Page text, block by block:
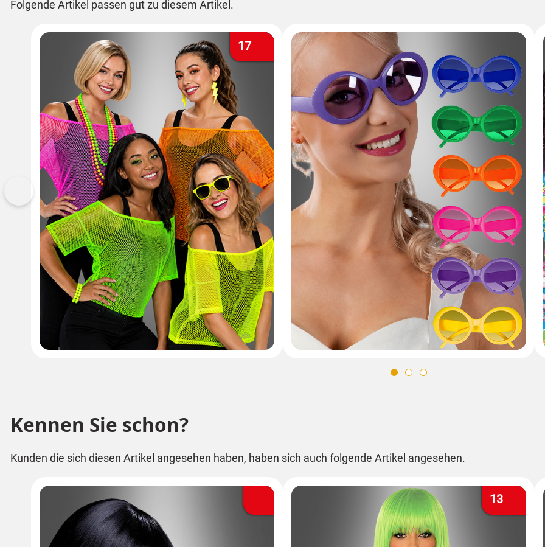
Folgende Artikel passen gut zu diesem Artikel.
17
Vorherige
Kennen Sie schon?
Kunden die sich diesen Artikel angesehen haben, haben sich auch folgende Artikel angesehen.
13